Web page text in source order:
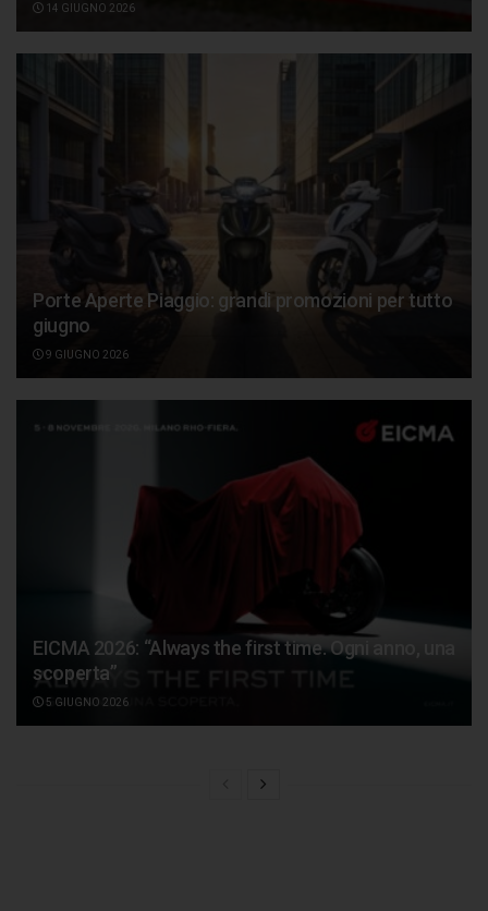
14 GIUGNO 2026
Porte Aperte Piaggio: grandi promozioni per tutto
giugno
9 GIUGNO 2026
EICMA 2026: “Always the first time. Ogni anno, una
scoperta”
5 GIUGNO 2026